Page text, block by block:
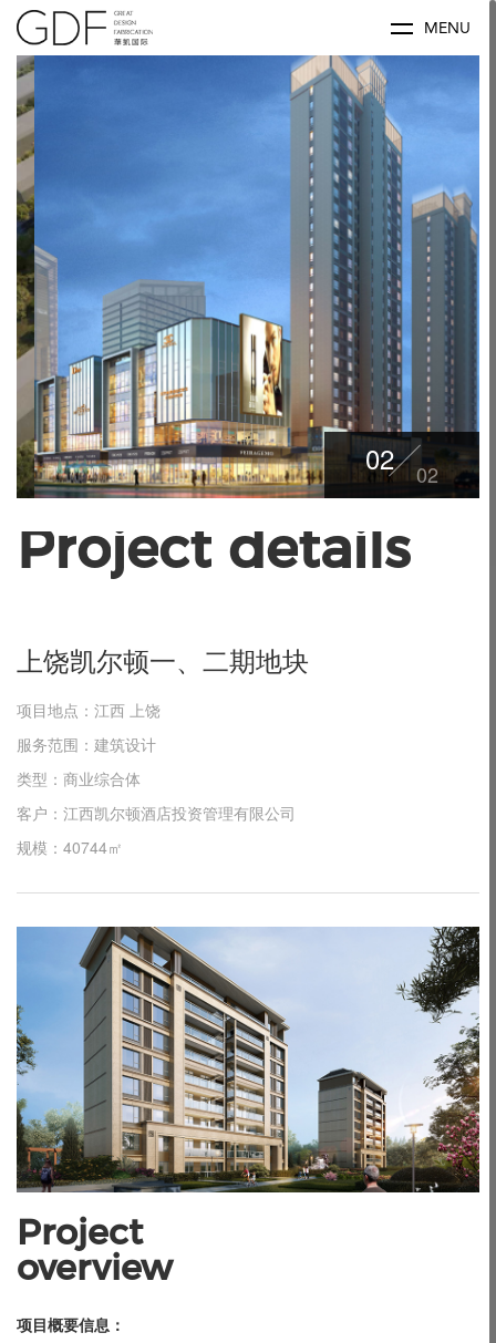
MENU
02 02
Project details
上饶凯尔顿一、 二期地块
项目地点：江西 上饶
服务范围：建筑设计
类型：商业综合体
客户：江西凯尔顿酒店投资管理有限公司
规模：40744㎡
Project
overview
项目概要信息：